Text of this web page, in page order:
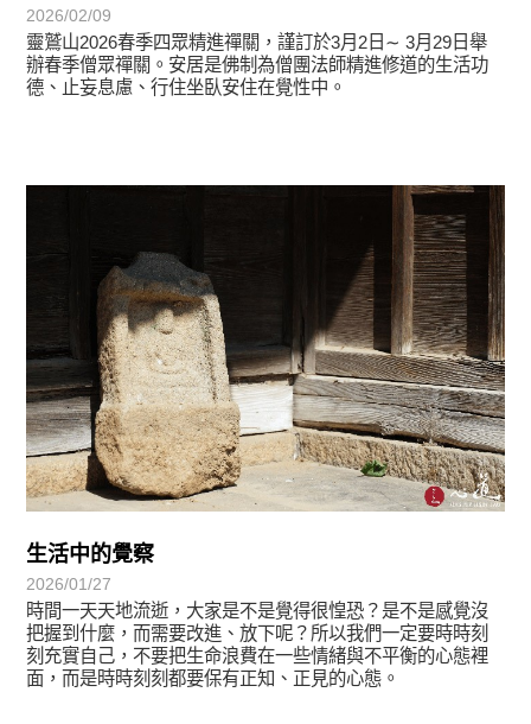
2026/02/09
靈鷲山2026春季四眾精進禪關，謹訂於3月2日∼ 3月29日舉
辦春季僧眾禪關。安居是佛制為僧團法師精進修道的生活功
德、止妄息慮、行住坐臥安住在覺性中。
生活中的覺察
2026/01/27
時間一天天地流逝，大家是不是覺得很惶恐？是不是感覺沒
把握到什麼，而需要改進、放下呢？所以我們一定要時時刻
刻充實自己，不要把生命浪費在一些情緒與不平衡的心態裡
面，而是時時刻刻都要保有正知、正見的心態。
學習分享